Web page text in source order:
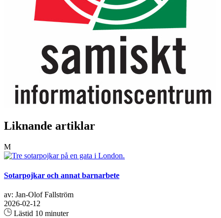
Liknande artiklar
M
Sotarpojkar och annat barnarbete
av: Jan-Olof Fallström
2026-02-12
Lästid 10 minuter